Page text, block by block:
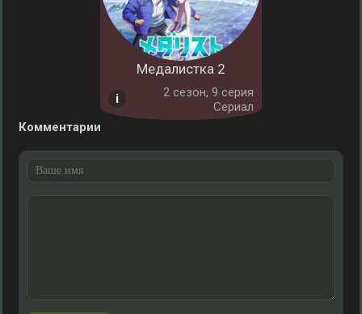
Медалистка 2
2 cезон, 9 серия
Сериал
Комментарии